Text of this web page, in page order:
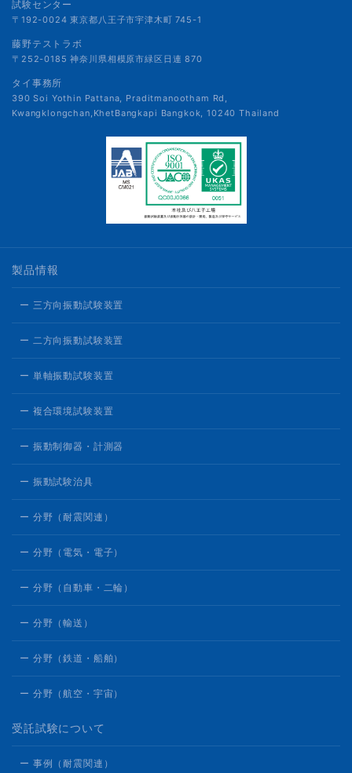
試験センター
〒192-0024 東京都八王子市宇津木町 745-1
藤野テストラボ
〒252-0185 神奈川県相模原市緑区日連 870
タイ事務所
390 Soi Yothin Pattana, Praditmanootham Rd,
Kwangklongchan,KhetBangkapi Bangkok, 10240 Thailand
製品情報
ー 三方向振動試験装置
ー 二方向振動試験装置
ー 単軸振動試験装置
ー 複合環境試験装置
ー 振動制御器・計測器
ー 振動試験治具
ー 分野（耐震関連）
ー 分野（電気・電子）
ー 分野（自動車・二輪）
ー 分野（輸送）
ー 分野（鉄道・船舶）
ー 分野（航空・宇宙）
受託試験について
ー 事例（耐震関連）